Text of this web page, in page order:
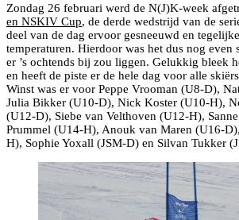
Zondag 26 februari werd de N(J)K-week
en NSKIV Cup, de derde wedstrijd van de
deel van de dag ervoor gesneeuwd en
temperaturen. Hierdoor was het dus nog even
er ’s ochtends bij zou liggen. Gelukkig bleek
en heeft de piste er de hele dag voor alle
Winst was er voor Peppe Vrooman (U8-D),
Julia Bikker (U10-D), Nick Koster (U10-H),
(U12-D), Siebe van Velthoven (U12-H),
Prummel (U14-H), Anouk van Maren (U16-
H), Sophie Yoxall (JSM-D) en Silvan Tukker